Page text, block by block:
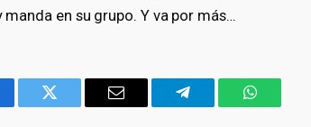
en su grupo. Y va por más…
Twitter Email Telegram WhatsApp